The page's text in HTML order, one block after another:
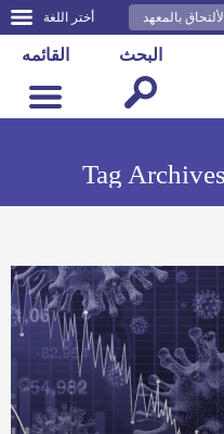
أختر اللغة الألتحاق بالمعهد
القائمه البحث
Tag